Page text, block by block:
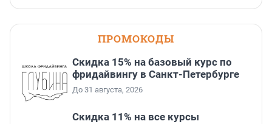
ПРОМОКОДЫ
Скидка 15% на базовый курс по
фридайвингу в Санкт-Петербурге
До 31 августа, 2026
Скидка 11% на все курсы